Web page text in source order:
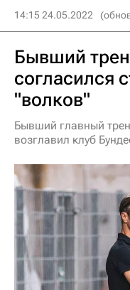
14:15 24.05.2022
Бывший
согласился
"волков"
Бывший главный
возглавил клуб